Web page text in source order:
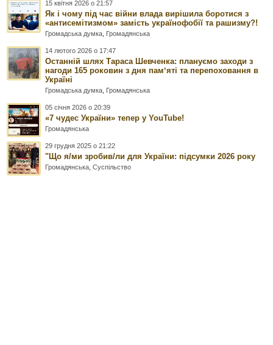
15 квітня 2026 о 21:57
Як і чому під час війни влада вирішила боротися з
«антисемітизмом» замість українофобії та рашизму?!
Громадська думка Громадянська
14 лютого 2026 о 17:47
Останній шлях Тараса Шевченка: плануємо заходи з
нагоди 165 роковин з дня памʼяті та перепоховання в
Україні
Громадська думка Громадянська
05 січня 2026 о 20:39
«7 чудес України» тепер у YouTube!
Громадянська
29 грудня 2025 о 21:22
"Що я/ми зробив/ли для України: підсумки 2026 року
Громадянська ,Суспільство